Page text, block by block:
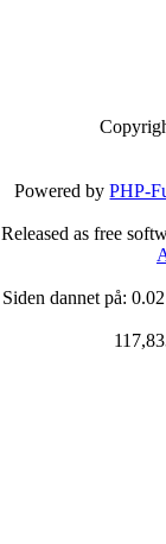
Powered byPHP-
Released as free
Siden dannet på: